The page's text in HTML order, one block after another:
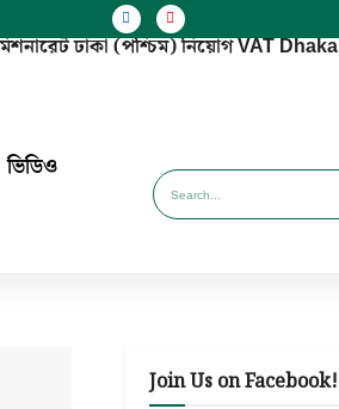
ঢাকা (পশ্চিম) নিয়োগ VAT
ভিডিও
Join Us on Facebook!